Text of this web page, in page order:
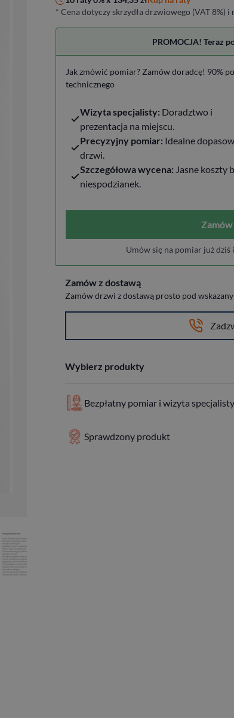
* Cena dotyczy skrzydła drzwiowego (VAT 8%)
PROMOCJA! Teraz
Jak zmówić pomiar? Zamów doradcę! 90%
technicznego
Wizyta specjalisty: Doradztwo i
prezentacja na miejscu.
Precyzyjny pomiar: Idealne
drzwi.
Szczegółowa wycena: Jasne koszty
niespodzianek.
Umów się na pomiar już
Zamów z dostawą
Zamów drzwi z dostawą prosto pod
Wybierz produkty
Bezpłatny pomiar i wizyta specjalisty
Sprawdzony produkt